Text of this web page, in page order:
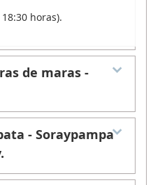
horas).
de maras -
de Moray, en el
la práctica de la
- Soraypampa